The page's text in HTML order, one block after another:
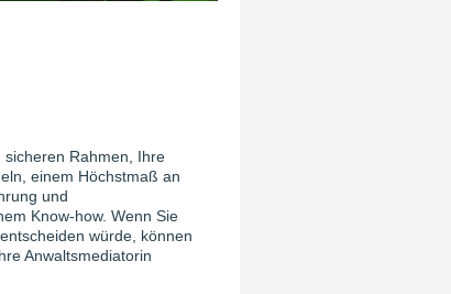
Rahmen, Ihre
einem Höchstmaß an
und
Know-how. Wenn Sie
würde, können
Anwaltsmediatorin